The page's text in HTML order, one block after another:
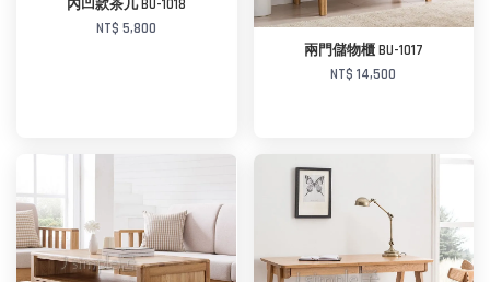
內凹款茶几 BU-1018
NT$ 5,800
兩門儲物櫃 BU-1017
NT$ 14,500